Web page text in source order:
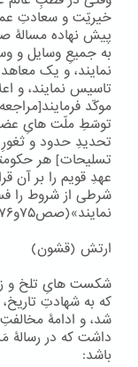
خیریّت و سعادتِ
پیش نهاده مسالۀ
به جمیعِ وسایل و
نمایند، و یک
تاسیس نمایند، و
موکّد
توسّطِ ملّت هایِ
تحدیدِ حدود و
تسلیحات] هر
عهدِ قویم را بر آن
شرطی از شروط را
نمایند»(صص۷۵و۷۶).
ارتش (قشون)
شکست هایِ تلخ و
که به شهادتِ
شد، و ادامۀ مخالفتِ
داشت که در رسالۀ
باشد: